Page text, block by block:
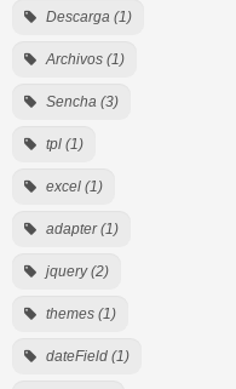
Descarga (1)
Archivos (1)
Sencha (3)
tpl (1)
excel (1)
adapter (1)
jquery (2)
themes (1)
dateField (1)